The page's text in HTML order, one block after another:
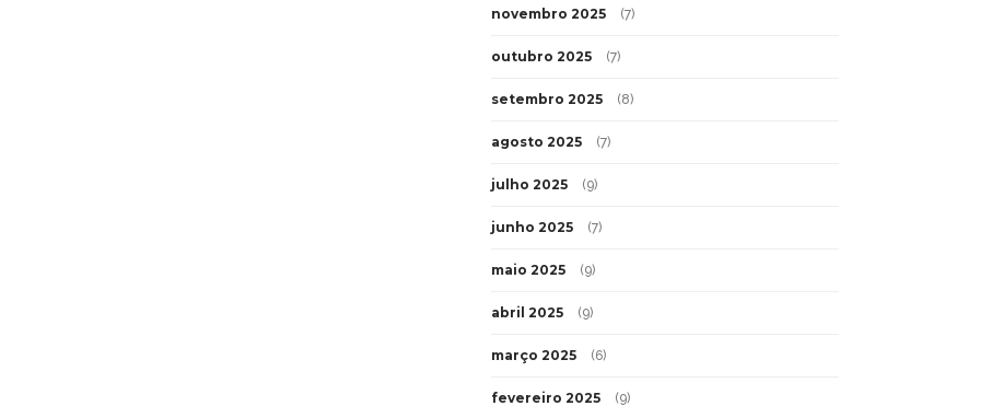
novembro 2025 (7)
outubro 2025 (7)
setembro 2025 (8)
agosto 2025 (7)
julho 2025 (9)
junho 2025 (7)
maio 2025 (9)
abril 2025 (9)
março 2025 (6)
fevereiro 2025 (9)